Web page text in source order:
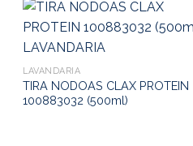
LAVANDARIA
TIRA NODOAS CLAX PROTEIN
100883032 (500ml)